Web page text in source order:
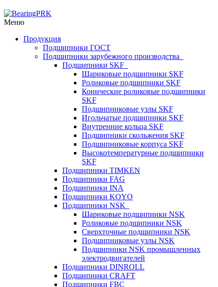
Меню
Продукция
Подшипники ГОСТ
Подшипники зарубежного производства
Подшипники SKF
Шариковые подшипники SKF
Роликовые подшипники SKF
Конические роликовые подшипники
SKF
Подшипниковые узлы SKF
Игольчатые подшипники SKF
Внутренние кольца SKF
Подшипники скольжения SKF
Подшипниковые корпуса SKF
Высокотемпературные подшипники
SKF
Подшипники TIMKEN
Подшипники FAG
Подшипники INA
Подшипники KOYO
Подшипники NSK
Шариковые подшипники NSK
Роликовые подшипники NSK
Сверхточные подшипники NSK
Подшипниковые узлы NSK
Подшипники NSK промышленных
электродвигателей
Подшипники DINROLL
Подшипники CRAFT
Подшипники FBC